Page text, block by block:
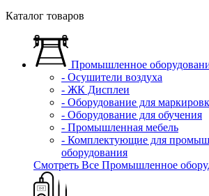
Каталог товаров
Промышленное
- Осушители воздуха
- ЖК Дисплеи
- Оборудование для
- Оборудование для обучения
- Промышленная мебель
- Комплектующие для
оборудования
Смотреть Все Промышленное